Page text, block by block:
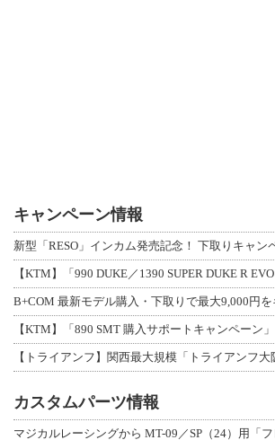
キャンペーン情報
【KTM】「990 DUKE／1390 SUPER DUKE R
【KTM】「890 SMT 購入サポートキャンペーン
カスタムパーツ情報